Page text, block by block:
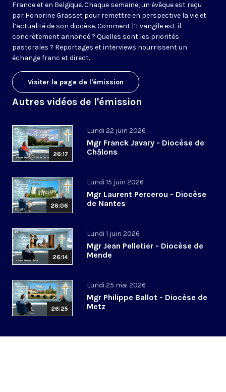
France et en Belgique. Chaque semaine, un évêque est reçu
par Honorine Grasset pour remettre en perspective la vie et
l’actualité de son diocèse. Comment l’Evangile est-il
concrètement annoncé ? Quelles sont les priorités
pastorales ? Reportages et interviews nourrissent un
échange franc et direct.
Visiter la page de l'émission
Autres vidéos de l'émission
26:17
Lundi 22 juin 2026
Mgr Franck Javary - Diocèse de
Châlons
26:06
Lundi 15 juin 2026
Mgr Laurent Percerou - Diocèse
de Nantes
26:14
Lundi 1 juin 2026
Mgr Jean Pelletier - Diocèse de
Mende
26:25
Lundi 25 mai 2026
Mgr Philippe Ballot - Diocèse de
Metz